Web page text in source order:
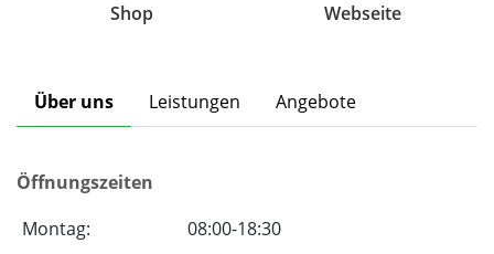
Shop Webseite
Über uns Leistungen Angebote
Öffnungszeiten
Montag:
08:00-18:30